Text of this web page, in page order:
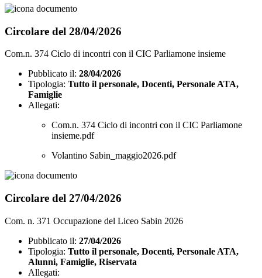
Circolare del 28/04/2026
Com.n. 374 Ciclo di incontri con il CIC Parliamone insieme
Pubblicato il: 28/04/2026
Tipologia: Tutto il personale, Docenti, Personale ATA,
Famiglie
Allegati:
Com.n. 374 Ciclo di incontri con il CIC Parliamone
insieme.pdf
Volantino Sabin_maggio2026.pdf
Circolare del 27/04/2026
Com. n. 371 Occupazione del Liceo Sabin 2026
Pubblicato il: 27/04/2026
Tipologia: Tutto il personale, Docenti, Personale ATA,
Alunni, Famiglie, Riservata
Allegati: